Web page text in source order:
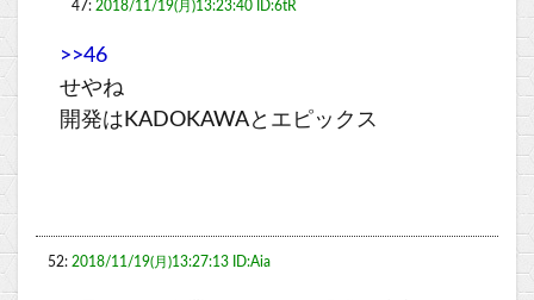
47: 2018/11/19(月)13:23:40 ID:6tR
>>46
せやね
開発はKADOKAWAとエピックス
52: 2018/11/19(月)13:27:13 ID:Aia